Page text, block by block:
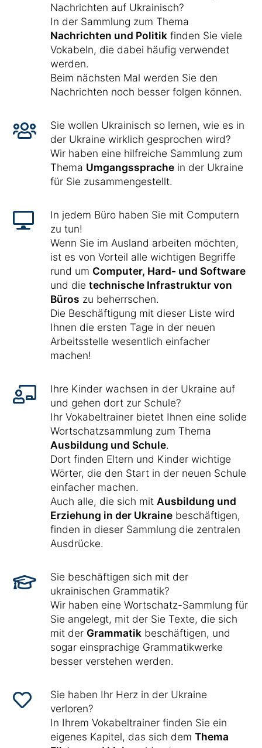
Nachrichten auf Ukrainisch?
In der Sammlung zum Thema
Nachrichten und Politik finden Sie viele
Vokabeln, die dabei häufig verwendet
werden.
Beim nächsten Mal werden Sie den
Nachrichten noch besser folgen können.
Sie wollen Ukrainisch so lernen, wie es in
der Ukraine wirklich gesprochen wird?
Wir haben eine hilfreiche Sammlung zum
Thema Umgangssprache in der Ukraine
für Sie zusammengestellt.
In jedem Büro haben Sie mit Computern
zu tun!
Wenn Sie im Ausland arbeiten möchten,
ist es von Vorteil alle wichtigen Begriffe
rund um Computer, Hard- und Software
und die technische Infrastruktur von
Büros zu beherrschen.
Die Beschäftigung mit dieser Liste wird
Ihnen die ersten Tage in der neuen
Arbeitsstelle wesentlich einfacher
machen!
Ihre Kinder wachsen in der Ukraine auf
und gehen dort zur Schule?
Ihr Vokabeltrainer bietet Ihnen eine solide
Wortschatzsammlung zum Thema
Ausbildung und Schule.
Dort finden Eltern und Kinder wichtige
Wörter, die den Start in der neuen Schule
einfacher machen.
Auch alle, die sich mit Ausbildung und
Erziehung in der Ukraine beschäftigen,
finden in dieser Sammlung die zentralen
Ausdrücke.
Sie beschäftigen sich mit der
ukrainischen Grammatik?
Wir haben eine Wortschatz-Sammlung für
Sie angelegt, mit der Sie Texte, die sich
mit der Grammatik beschäftigen, und
sogar einsprachige Grammatikwerke
besser verstehen werden.
Sie haben Ihr Herz in der Ukraine
verloren?
In Ihrem Vokabeltrainer finden Sie ein
eigenes Kapitel, das sich dem Thema